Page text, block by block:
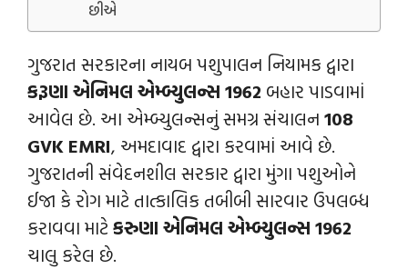
છીએ
ગુજરાત સરકારના નાયબ પશુપાલન નિયામક દ્વારા
કરૂણા એનિમલ એમ્બ્યુલન્સ 1962 બહાર પાડવામાં
આવેલ છે. આ એમ્બ્યુલન્સનું સમગ્ર સંચાલન 108
GVK EMRI, અમદાવાદ દ્વારા કરવામાં આવે છે.
ગુજરાતની સંવેદનશીલ સરકાર દ્વારા મુંગા પશુઓને
ઈજા કે રોગ માટે તાત્કાલિક તબીબી સારવાર ઉપલબ્ધ
કરાવવા માટે કરુણા એનિમલ એમ્બ્યુલન્સ 1962
ચાલુ કરેલ છે.